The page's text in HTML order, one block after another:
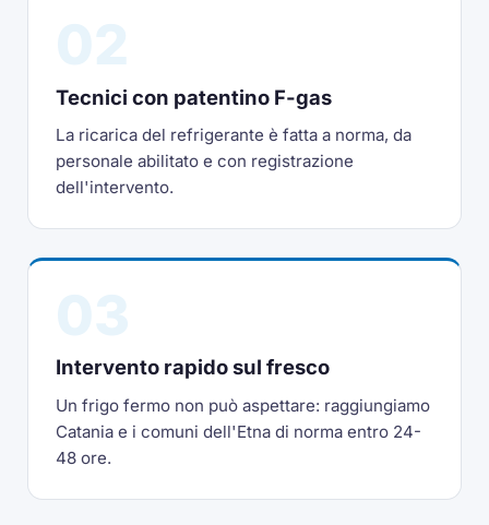
Tecnici con patentino F-gas
La ricarica del refrigerante è fatta a norma, da
personale abilitato e con registrazione
dell'intervento.
Intervento rapido sul fresco
Un frigo fermo non può aspettare: raggiungiamo
Catania e i comuni dell'Etna di norma entro 24-
48 ore.